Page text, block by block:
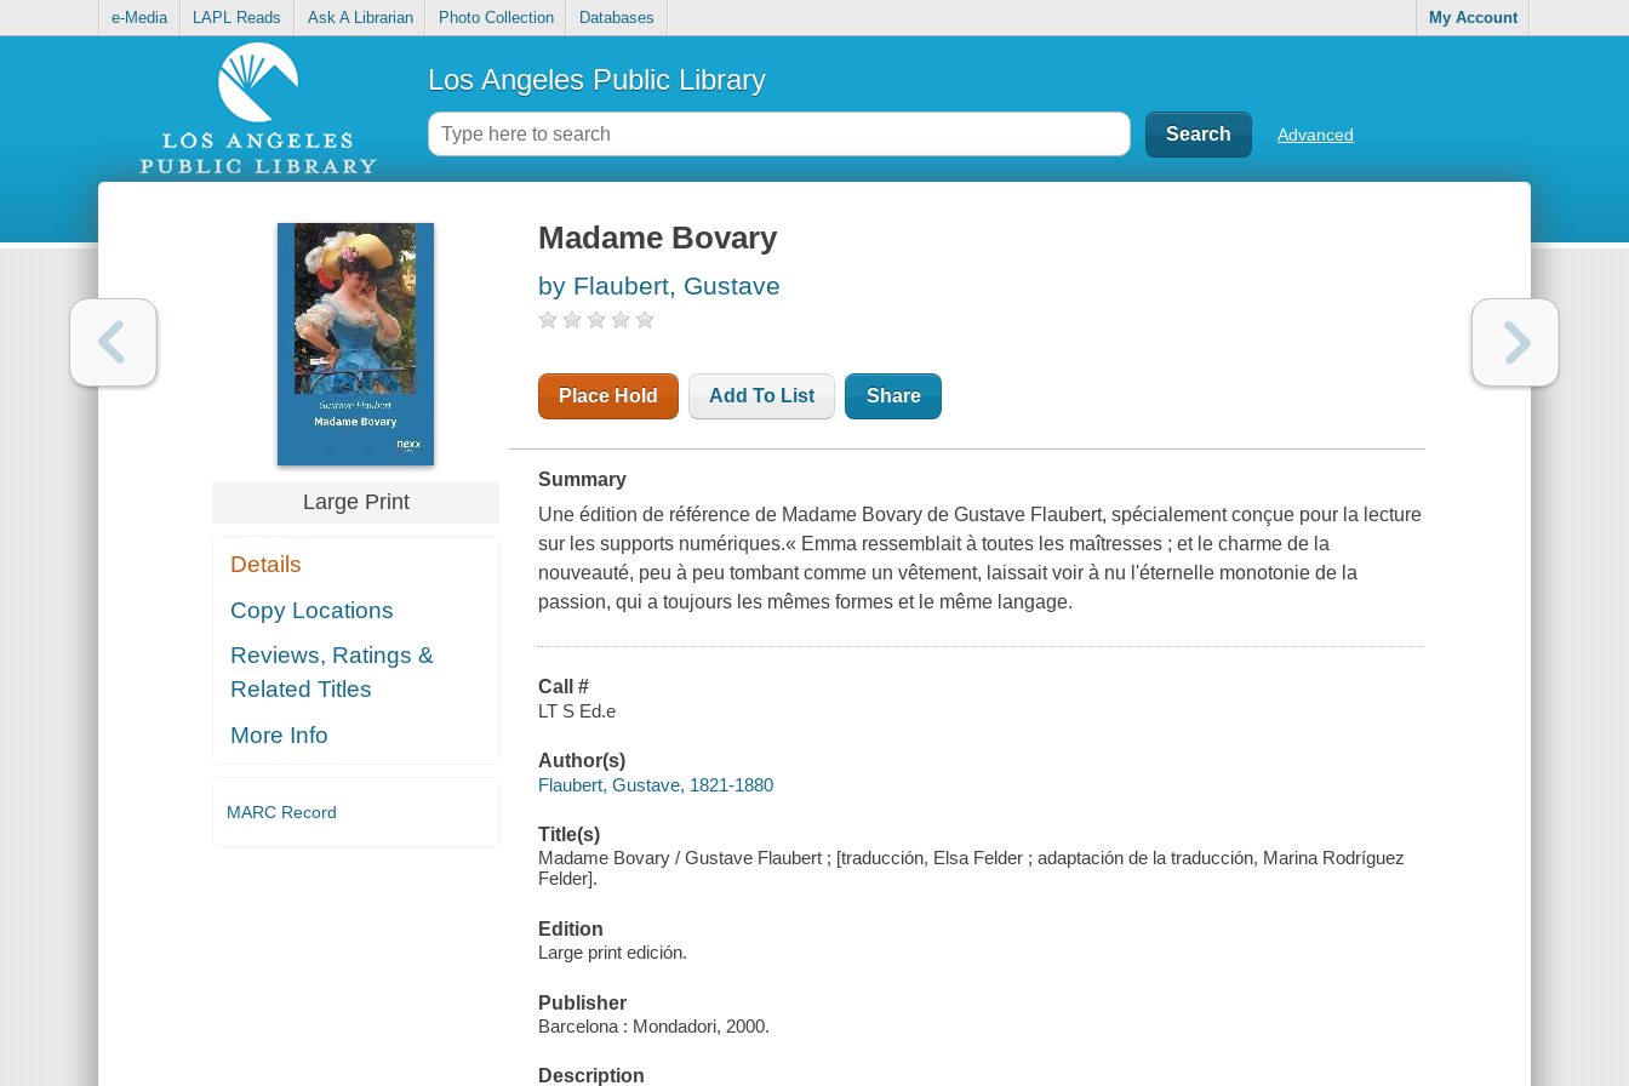
e-Media LAPL Reads Ask A Librarian Photo Collection Databases My Account
Los Angeles Public Library
Advanced
Large Print
Details
Copy Locations
Reviews, Ratings &
Related Titles
More Info
MARC Record
Madame Bovary
by Flaubert, Gustave
Place Hold Add To List Share
Summary
Une édition de référence de Madame Bovary de Gustave Flaubert, spécialement conçue pour la lecture
sur les supports numériques.« Emma ressemblait à toutes les maîtresses ; et le charme de la
nouveauté, peu à peu tombant comme un vêtement, laissait voir à nu l'éternelle monotonie de la
passion, qui a toujours les mêmes formes et le même langage.
Call #
LT S Ed.e
Author(s)
Flaubert, Gustave, 1821-1880
Title(s)
Madame Bovary / Gustave Flaubert ; [traducción, Elsa Felder ; adaptación de la traducción, Marina Rodríguez
Felder].
Edition
Large print edición.
Publisher
Barcelona : Mondadori, 2000.
Description